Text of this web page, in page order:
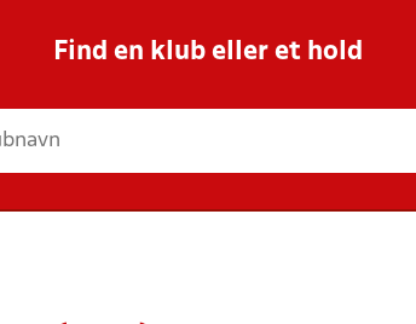
Find en klub eller et hold